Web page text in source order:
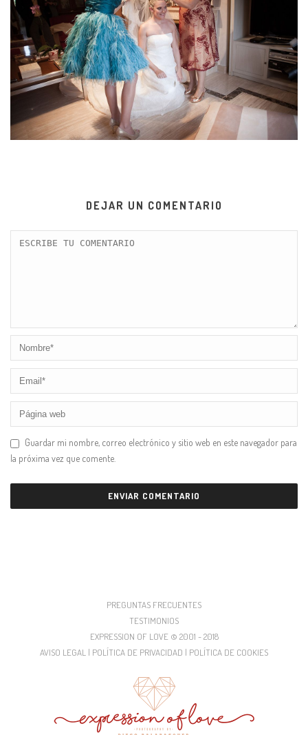
DEJAR UN COMENTARIO
Guardar mi nombre, correo electrónico y sitio web en este navegador para
la próxima vez que comente.
PREGUNTAS FRECUENTES
TESTIMONIOS
EXPRESSION OF LOVE © 2001 - 2018
AVISO LEGAL | POLÍTICA DE PRIVACIDAD | POLÍTICA DE COOKIES